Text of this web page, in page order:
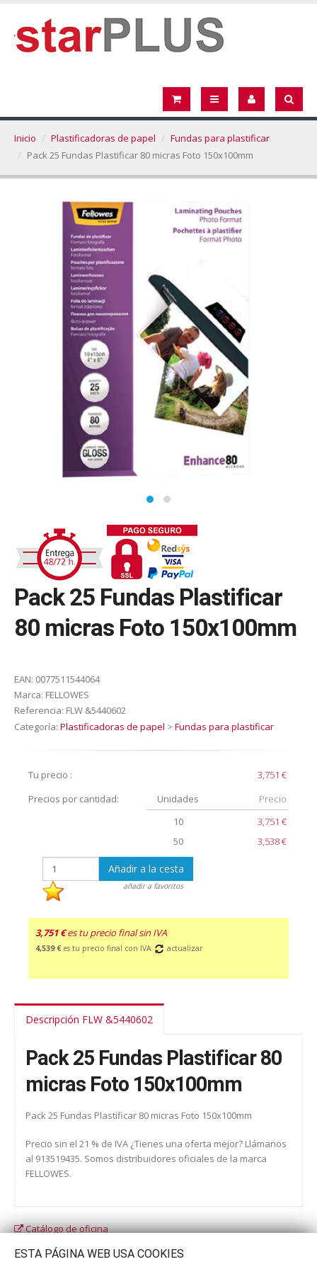
Inicio Plastificadoras de papel
Fundas para plastificar
Pack 25 Fundas Plastificar 80 micras Foto 150x100mm
Pack 25 Fundas Plastificar
80 micras Foto 150x100mm
EAN: 0077511544064
Marca: FELLOWES
Referencia: FLW &5440602
Categoría: Plastificadoras de papel > Fundas para plastificar
Tu precio :
3,751 €
Precios por cantidad:
Unidades
Precio
10
3,751 €
50
3,538 €
Añadir a la cesta
añadir a favoritos
3,751 € es tu precio final sin IVA
4,539 € es tu precio final con IVA actualizar
Descripción FLW &5440602
Pack 25 Fundas Plastificar 80
micras Foto 150x100mm
Pack 25 Fundas Plastificar 80 micras Foto 150x100mm
Precio sin el 21 % de IVA ¿Tienes una oferta mejor? Llámanos
al 913519435. Somos distribuidores oficiales de la marca
FELLOWES.
Catálogo de oficina
ESTA PÁGINA WEB USA COOKIES